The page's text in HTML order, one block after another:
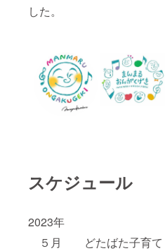
した。
スケジュール
2023年
５月 どたばた子育て